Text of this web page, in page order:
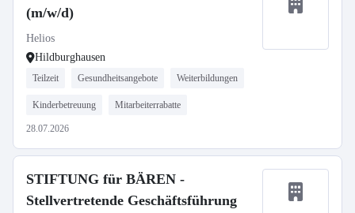
(m/w/d)
Helios
Hildburghausen
Teilzeit Gesundheitsangebote Weiterbildungen
Kinderbetreuung Mitarbeiterrabatte
28.07.2026
STIFTUNG für BÄREN -
Stellvertretende Geschäftsführung